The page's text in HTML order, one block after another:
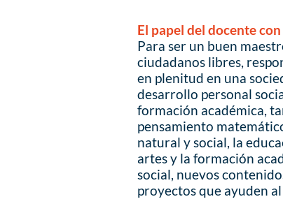
El papel del docente
Para ser un buen
ciudadanos libres,
en plenitud en una
desarrollo personal
formación académica,
pensamiento
natural y social, la
artes y la formación
social, nuevos
proyectos que ayuden